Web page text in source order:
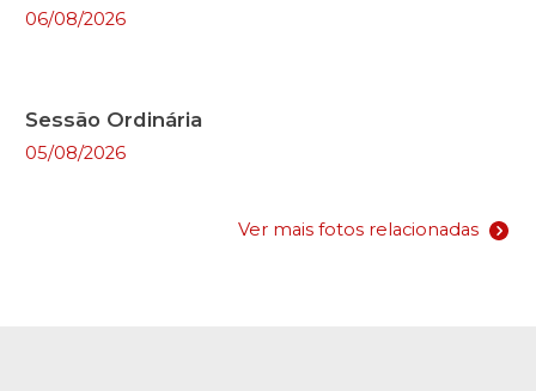
06/08/2026
Sessão Ordinária
05/08/2026
Ver mais fotos relacionadas